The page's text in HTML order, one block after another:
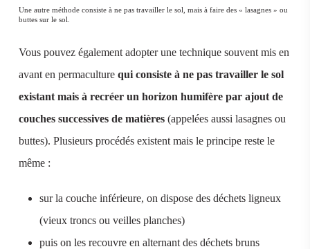
Une autre méthode consiste à ne pas travailler le sol, mais à faire des « lasagnes » ou
buttes sur le sol.
Vous pouvez également adopter une technique souvent mis en
avant en permaculture qui consiste à ne pas travailler le sol
existant mais à recréer un horizon humifère par ajout de
couches successives de matières(appelées aussi lasagnes ou
buttes). Plusieurs procédés existent mais le principe reste le
même :
sur la couche inférieure, on dispose des déchets ligneux
(vieux troncs ou veilles planches)
puis on les recouvre en alternant des déchets bruns